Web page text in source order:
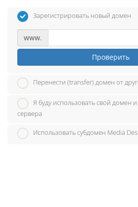
Зарегистрировать новый домен
www.
Проверить
Перенести (transfer) домен от
Я буду использовать свой домен
сервера
Использовать субдомен Media